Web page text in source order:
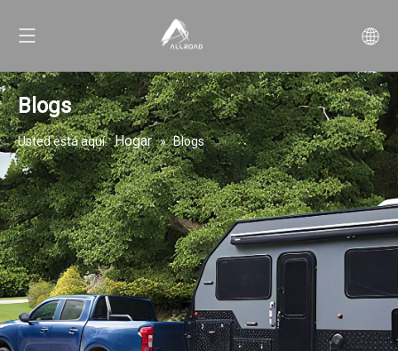
Blogs
Usted está aquí: Hogar » Blogs